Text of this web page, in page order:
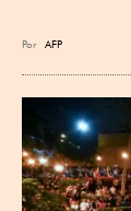
Por AFP